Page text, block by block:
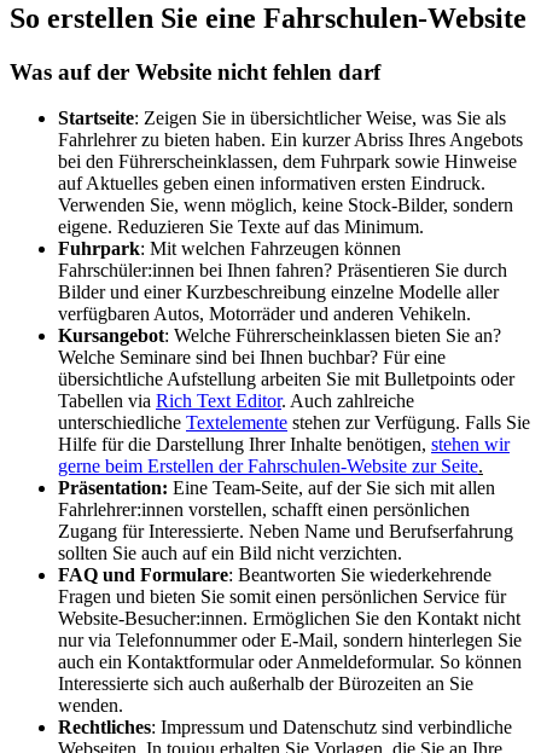
So erstellen Sie eine Fahrschulen-Website
Was auf der Website nicht fehlen darf
Startseite: Zeigen Sie in übersichtlicher Weise, was Sie als
Fahrlehrer zu bieten haben. Ein kurzer Abriss Ihres Angebots
bei den Führerscheinklassen, dem Fuhrpark sowie Hinweise
auf Aktuelles geben einen informativen ersten Eindruck.
Verwenden Sie, wenn möglich, keine Stock-Bilder, sondern
eigene. Reduzieren Sie Texte auf das Minimum.
Fuhrpark: Mit welchen Fahrzeugen können
Fahrschüler:innen bei Ihnen fahren? Präsentieren Sie durch
Bilder und einer Kurzbeschreibung einzelne Modelle aller
verfügbaren Autos, Motorräder und anderen Vehikeln.
Kursangebot: Welche Führerscheinklassen bieten Sie an?
Welche Seminare sind bei Ihnen buchbar? Für eine
übersichtliche Aufstellung arbeiten Sie mit Bulletpoints oder
Tabellen via Rich Text Editor. Auch zahlreiche
unterschiedliche Textelemente stehen zur Verfügung. Falls Sie
Hilfe für die Darstellung Ihrer Inhalte benötigen, stehen wir
gerne beim Erstellen der Fahrschulen-Website zur Seite.
Präsentation: Eine Team-Seite, auf der Sie sich mit allen
Fahrlehrer:innen vorstellen, schafft einen persönlichen
Zugang für Interessierte. Neben Name und Berufserfahrung
sollten Sie auch auf ein Bild nicht verzichten.
FAQ und Formulare: Beantworten Sie wiederkehrende
Fragen und bieten Sie somit einen persönlichen Service für
Website-Besucher:innen. Ermöglichen Sie den Kontakt nicht
nur via Telefonnummer oder E-Mail, sondern hinterlegen Sie
auch ein Kontaktformular oder Anmeldeformular. So können
Interessierte sich auch außerhalb der Bürozeiten an Sie
wenden.
Rechtliches: Impressum und Datenschutz sind verbindliche